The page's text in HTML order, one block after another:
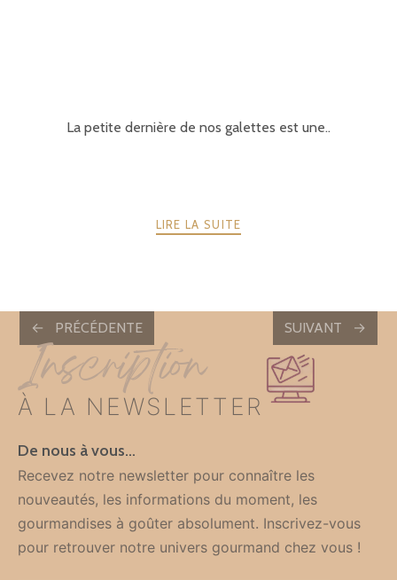
La petite dernière de nos galettes est une..
LIRE LA SUITE
POSTS
NAVIGATION
PRÉCÉDENTE SUIVANT
Inscription
À LA NEWSLETTER
De nous à vous…
Recevez notre newsletter pour connaître les
nouveautés, les informations du moment, les
gourmandises à goûter absolument. Inscrivez-vous
pour retrouver notre univers gourmand chez vous !